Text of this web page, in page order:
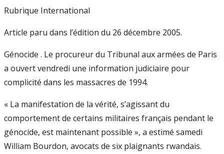
Rubrique International
Article paru dans l’édition du 26 décembre 2005.
Génocide . Le procureur du Tribunal aux armées de Paris
a ouvert vendredi une information judiciaire pour
complicité dans les massacres de 1994.
« La manifestation de la vérité, s’agissant du
comportement de certains militaires français pendant le
génocide, est maintenant possible », a estimé samedi
William Bourdon, avocats de six plaignants rwandais.